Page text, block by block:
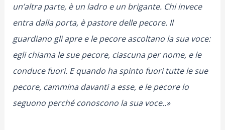
un’altra parte, è un ladro e un brigante. Chi invece
entra dalla porta, è pastore delle pecore. Il
guardiano gli apre e le pecore ascoltano la sua voce:
egli chiama le sue pecore, ciascuna per nome, e le
conduce fuori. E quando ha spinto fuori tutte le sue
pecore, cammina davanti a esse, e le pecore lo
seguono perché conoscono la sua voce..»